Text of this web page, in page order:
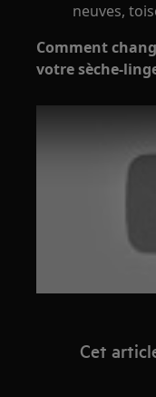
neuves,
Comment
votre sèche-
Cet